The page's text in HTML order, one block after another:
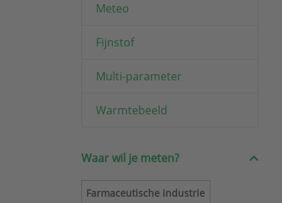
Meteo
Fijnstof
Multi-parameter
Warmtebeeld
Waar wil je meten?
Farmaceutische industrie